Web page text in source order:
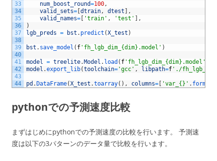
33
34
35
36
37
38
39
40
41
42
43
44
num_boost_round=100 ,
valid_sets= [dtrain , dtest ] ,
valid_names= [ 'train' , 'test' ] ,
)
lgb_preds = bst . predict (X_test )
bst . save_model ( f 'fh_lgb_dim_{dim}.model' )
model = treelite.Model . load ( f 'fh_lgb_dim_{dim}.model'
model .export_lib(toolchain= 'gcc' , libpath=f './
pd .DataFrame(X_test .toarray( ) , columns= [ 'var_{}' . format
pythonでの予測速度比較
まずはじめにpythonでの予測速度の比較を行います。 予測速
度は以下の3パターンのデータ量で比較を行います。